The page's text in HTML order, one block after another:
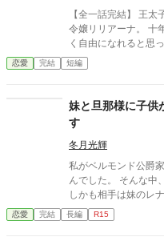
【全一話完結】 王太子の心変わりによって婚約を破棄された侯爵
令嬢リリアーナ。 十年以上受け続けた王妃教育も辞退し、ようや
く自由になれると思っていた。 ところが数日
のは国王陛下本人。 「王妃教育を辞退されると困る。私の妃にな
ってほしい」 努力を踏みにじった王太子はすべてを失い、選ばれ
れながら、世界一幸
恋愛 完結 短編
妹と旦那様に子供
す
冬月光輝
私がベルモンド公爵
んでした。 そんな中
しかも相手は妹のレ
レナに子供が出来た
ら私からの愛は感じ
恋愛 完結 長編 R15